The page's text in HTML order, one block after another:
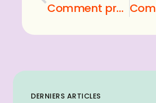
Comment provoquer une fausse couche ?
DERNIERS ARTICLES